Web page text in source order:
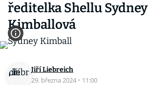
ředitelka Shellu Sydney
Kimballová
Jiří Liebreich
29. března 2024 · 11:00